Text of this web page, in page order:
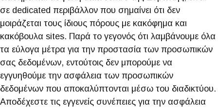
σε dedicated περιβάλλον που σημαίνει ότι δεν
μοιράζεται τους ίδιους πόρους με κακόφημα και
κακόβουλα sites. Παρά το γεγονός ότι λαμβάνουμε όλα
τα εύλογα μέτρα για την προστασία των προσωπικών
σας δεδομένων, εντούτοις δεν μπορούμε να
εγγυηθούμε την ασφάλεια των προσωπικών
δεδομένων που αποκαλύπτονται μέσω του διαδικτύου.
Αποδέχεστε τις εγγενείς συνέπειες για την ασφάλεια